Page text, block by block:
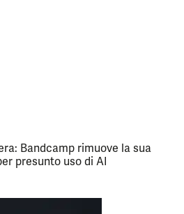
Bandcamp rimuove la sua
presunto uso di AI